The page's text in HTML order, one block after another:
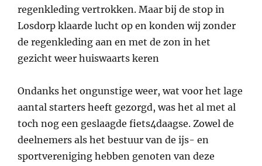
regenkleding vertrokken. Maar bij de stop in
Losdorp klaarde lucht op en konden wij zonder
de regenkleding aan en met de zon in het
gezicht weer huiswaarts keren
Ondanks het ongunstige weer, wat voor het lage
aantal starters heeft gezorgd, was het al met al
toch nog een geslaagde fiets4daagse. Zowel de
deelnemers als het bestuur van de ijs- en
sportvereniging hebben genoten van deze